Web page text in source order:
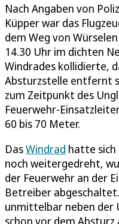
Nach Angaben von
Küpper war das
dem Weg von
14.30 Uhr im dichten
Windrades kollidierte,
Absturzstelle entfernt
zum Zeitpunkt des
Feuerwehr-
60 bis 70 Meter.
DasWindrad hatte sich
noch weitergedreht,
der Feuerwehr an der
Betreiber
unmittelbar neben der
schon vor dem Absturz